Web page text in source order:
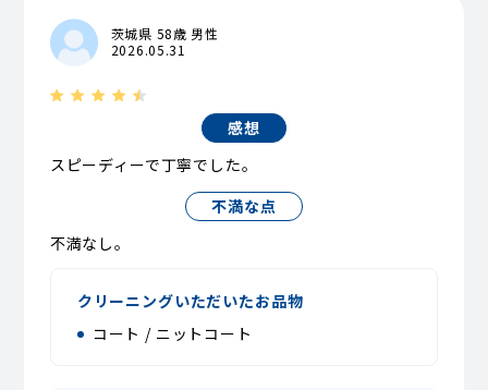
茨城県 58歳 男性
2026.05.31
感想
スピーディーで丁寧でした。
不満な点
不満なし。
クリーニングいただいたお品物
コート / ニットコート